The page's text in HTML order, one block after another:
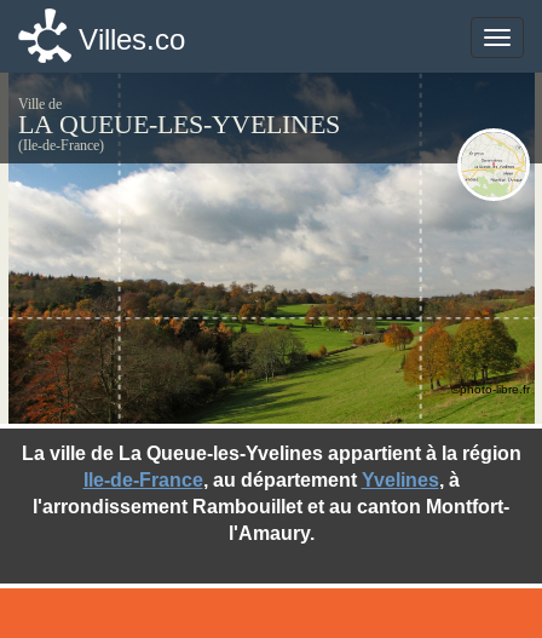
Toggle
Villes.co
Ville de
LA QUEUE-LES-YVELINES
(Ile-de-France)
La ville de La Queue-les-Yvelines appartient à la région
Ile-de-France, au département Yvelines, à
l'arrondissement Rambouillet et au canton Montfort-
l'Amaury.
©photo-libre.fr
Toggle
Villes.co